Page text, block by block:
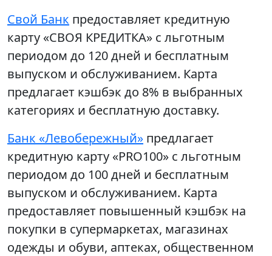
Свой Банк предоставляет кредитную
карту «СВОЯ КРЕДИТКА» с льготным
периодом до 120 дней и бесплатным
выпуском и обслуживанием. Карта
предлагает кэшбэк до 8% в выбранных
категориях и бесплатную доставку.
Банк «Левобережный» предлагает
кредитную карту «PRO100» с льготным
периодом до 100 дней и бесплатным
выпуском и обслуживанием. Карта
предоставляет повышенный кэшбэк на
покупки в супермаркетах, магазинах
одежды и обуви, аптеках, общественном